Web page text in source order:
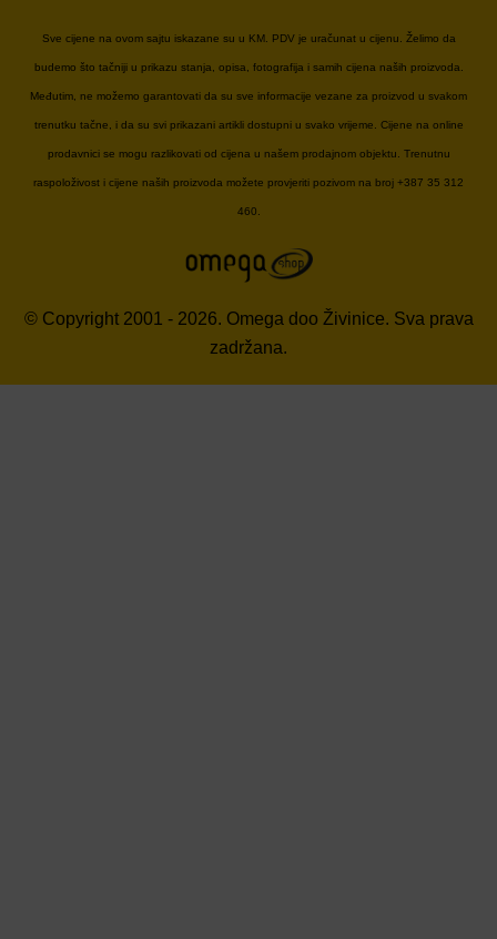
Sve cijene na ovom sajtu iskazane su u KM. PDV je uračunat u cijenu. Želimo da
budemo što tačniji u prikazu stanja, opisa, fotografija i samih cijena naših proizvoda.
Međutim, ne možemo garantovati da su sve informacije vezane za proizvod u svakom
trenutku tačne, i da su svi prikazani artikli dostupni u svako vrijeme. Cijene na online
prodavnici se mogu razlikovati od cijena u našem prodajnom objektu. Trenutnu
raspoloživost i cijene naših proizvoda možete provjeriti pozivom na broj +387 35 312
460.
© Copyright 2001 - 2026. Omega doo Živinice. Sva prava
zadržana.